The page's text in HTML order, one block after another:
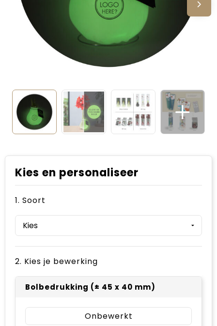
Voor de bouw
Zomergeschenken
Zomerpakketten
Kies en personaliseer
1. Soort
2. Kies je bewerking
Bolbedrukking (± 45 x 40 mm)
Onbewerkt